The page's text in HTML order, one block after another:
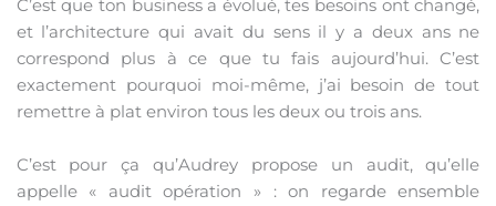
C’est que ton business a évolué, tes besoins ont changé,
et l’architecture qui avait du sens il y a deux ans ne
correspond plus à ce que tu fais aujourd’hui. C’est
exactement pourquoi moi-même, j’ai besoin de tout
remettre à plat environ tous les deux ou trois ans.
C’est pour ça qu’Audrey propose un audit, qu’elle
appelle « audit opération » : on regarde ensemble